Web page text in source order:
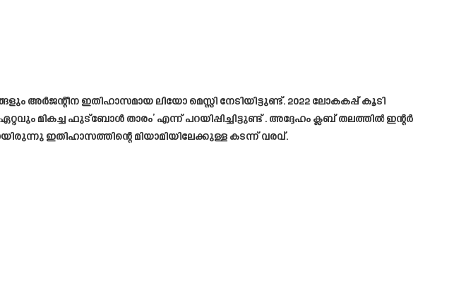
ഇതിഹാസമായ ലിയോ മെസ്സി നേടിയിട്ടുണ്ട്. 2022 ലോകകപ്പ് കൂടി
ഫുട്ബോൾ താരം’ എന്ന് പറയിപ്പിച്ചിട്ടുണ്ട് . അദ്ദേഹം ക്ലബ്‌ തലത്തിൽ ഇന്റർ
ഇതിഹാസത്തിന്റെ മിയാമിയിലേക്കുള്ള കടന്ന് വരവ്.